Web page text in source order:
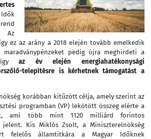
Az
ez az arány a 2018 elején tovább emelkedik
maradványpénzeket pedig újra meghirdeti a
ígyaz év elején energiahatékonysági
telepítésre is kérhetnek támogatást a
korábban kitűzött célja, amely szerint az
programban (VP) lekötött összeg elérte a
ami több mint 1120 milliárd forintos
jelent. Kis Miklós Zsolt, a Miniszterelnökség
felelős államtitkára a Magyar Időknek